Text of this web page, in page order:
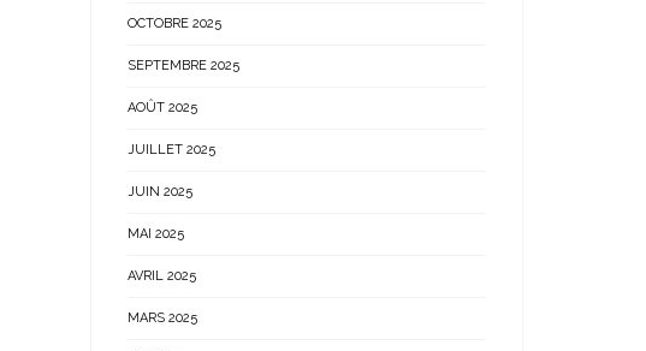
OCTOBRE 2025
SEPTEMBRE 2025
AOÛT 2025
JUILLET 2025
JUIN 2025
MAI 2025
AVRIL 2025
MARS 2025